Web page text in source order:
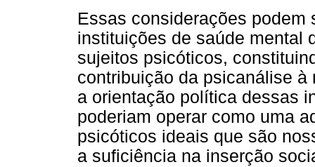
Essas considerações podem
instituições de saúde mental
sujeitos psicóticos,
contribuição da psicanálise
a orientação política dessas
poderiam operar como uma
psicóticos ideais que são
a suficiência na inserção